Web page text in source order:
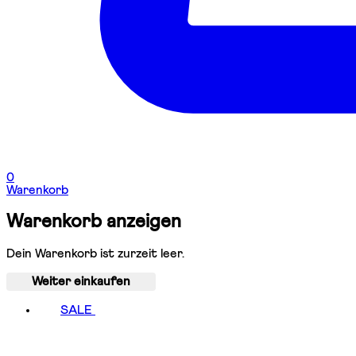
0
Warenkorb
Warenkorb anzeigen
Dein Warenkorb ist zurzeit leer.
Weiter einkaufen
SALE